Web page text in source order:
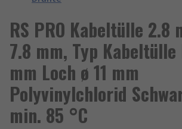
RS PRO Kabeltülle 2.8
7.8 mm, Typ
mm Loch ø 11 mm
Polyvinylchlorid
min. 85 °C